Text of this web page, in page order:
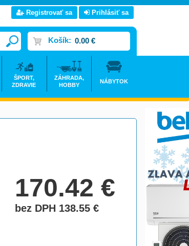
170.42€
bez DPH 138.55€
Registrovať sa Prihlásiť sa
Košík: 0.00 €
ŠPORT,
ZDRAVIE
ZÁHRADA,
HOBBY
NÁBYTOK